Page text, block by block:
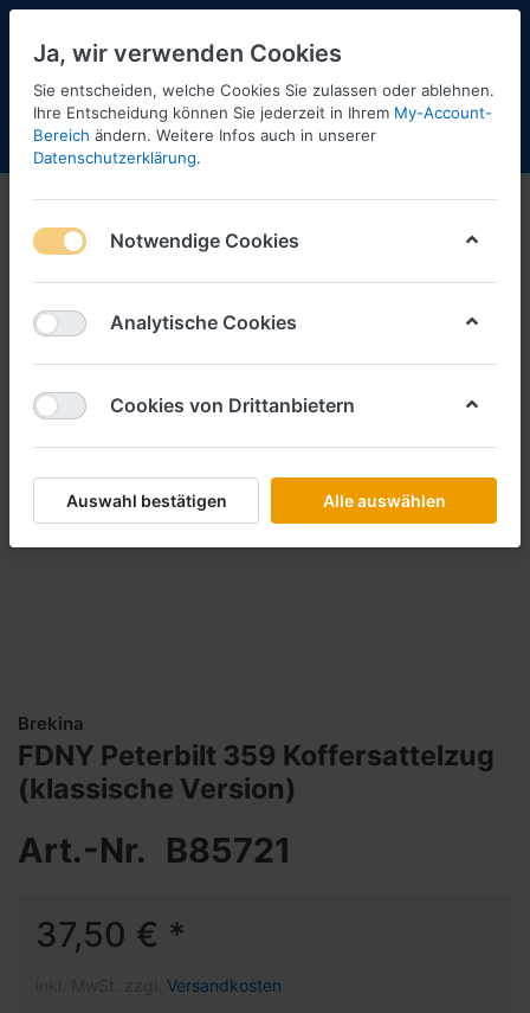
Menü Anmelden Shopaktualisierung
Brekina
FDNY Peterbilt 359 Koffersattelzug
(klassische Version)
Art.-Nr. B85721
37,50 € *
Versandkosten
Ja, wir verwenden Cookies
Sie entscheiden, welche Cookies Sie zulassen oder ablehnen.
Ihre Entscheidung können Sie jederzeit in Ihrem My-Account-
Bereich ändern. Weitere Infos auch in unserer
Datenschutzerklärung.
Notwendige Cookies
Analytische Cookies
Cookies von Drittanbietern
Auswahl bestätigen Alle auswählen